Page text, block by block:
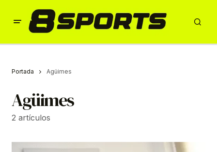
Portada Agüimes
Agüimes
2 artículos